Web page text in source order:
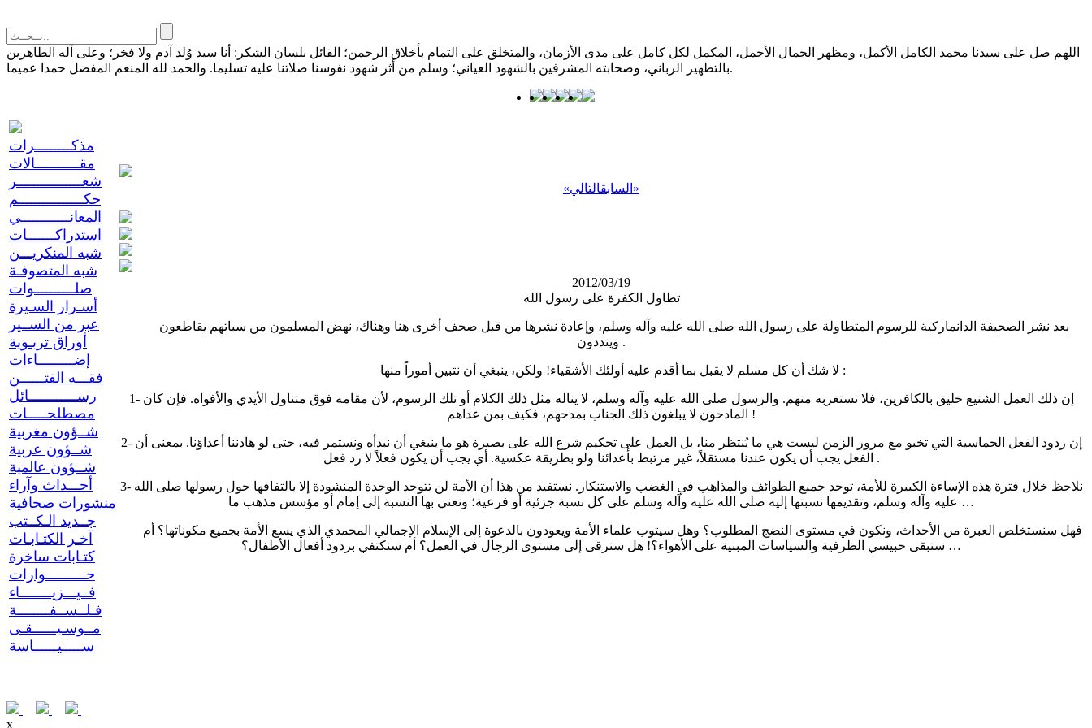
اللهم صل على سيدنا محمد الكامل الأكمل، ومظهر الجمال الأجمل، المكمل لكل كامل على مدى الأزمان، والمتخلق على التمام بأخلاق الرحمن؛ القائل بلسان الشكر: أنا سيد وُلد آدم ولا فخر؛ وعلى آله الطاهرين
بالتطهير الرباني، وصحابته المشرفين بالشهود العياني؛ وسلم من أثر شهود نفوسنا صلاتنا عليه تسليما. والحمد لله المنعم المفضل حمدا عميما.
مذكـــــــــرات
مقـــــــــــالات
شعــــــــــــــــر
حكــــــــــــــــم
المعانــــــــــــي
استدراكـــــــات
شبه المنكريـــن
شبه المتصوفـة
صلــــــــــوات
أسـرار السـيرة
عبر من الســير
أوراق تربـوية
إضـــــــــاءات
فقـــه الفتــــــن
رســــــــــــائل
مصطلحـــــات
شــؤون مغربية
شــؤون عربية
شــؤون عالمية
أحـــداث وآراء
منشورات صحافية
جــديد الـكــتب
آخـر الكتـابـات
كتـابات ساخرة
حــــــــــوارات
فــيـــزيــــــــاء
فـلــســفــــــــة
مــوسـيــــــقـى
ســـــيــــــاسة
« السابقالتالي »
2012/03/19
تطاول الكفرة على رسول الله
وينددون .
لا شك أن كل مسلم لا يقبل بما أقدم عليه أولئك الأشقياء! ولكن، ينبغي أن نتبين أموراً منها :
1- إن ذلك العمل الشنيع خليق بالكافرين، فلا نستغربه منهم. والرسول صلى الله عليه وآله وسلم، لا يناله مثل ذلك الكلام أو تلك الرسوم، لأن مقامه فوق متناول الأيدي والأفواه. فإن كان
المادحون لا يبلغون ذلك الجناب بمدحهم، فكيف بمن عداهم !
2- إن ردود الفعل الحماسية التي تخبو مع مرور الزمن ليست هي ما يُنتظر منا، بل العمل على تحكيم شرع الله على بصيرة هو ما ينبغي أن نبدأه ونستمر فيه، حتى لو هادننا أعداؤنا. بمعنى أن
الفعل يجب أن يكون عندنا مستقلاً، غير مرتبط بأعدائنا ولو بطريقة عكسية. أي يجب أن يكون فعلاً لا رد فعل .
3- نلاحظ خلال فترة هذه الإساءة الكبيرة للأمة، توحد جميع الطوائف والمذاهب في الغضب والاستنكار. نستفيد من هذا أن الأمة لن تتوحد الوحدة المنشودة إلا بالتفافها حول رسولها صلى الله
عليه وآله وسلم، وتقديمها نسبتها إليه صلى الله عليه وآله وسلم على كل نسبة جزئية أو فرعية؛ ونعني بها النسبة إلى إمام أو مؤسس مذهب ما …
سنبقى حبيسي الظرفية والسياسات المبنية على الأهواء؟! هل سنرقى إلى مستوى الرجال في العمل؟ أم سنكتفي بردود أفعال الأطفال؟ …
x